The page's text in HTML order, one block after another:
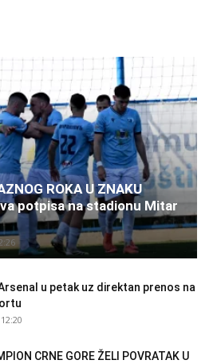
ROKA U ZNAKU
potpisa na stadionu Mitar
u petak uz direktan prenos na
CRNE GORE ŽELI POVRATAK U